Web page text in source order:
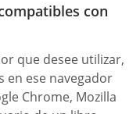
con
que desee utilizar,
en ese navegador
Chrome, Mozilla